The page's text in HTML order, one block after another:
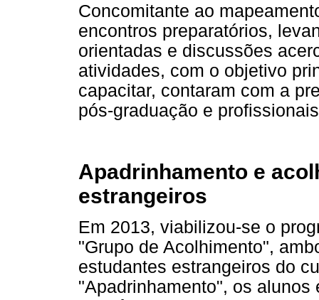
Concomitante ao
encontros preparatórios,
orientadas e discussões
atividades, com o objetivo
capacitar, contaram com a
pós-graduação e
Apadrinhamento e
estrangeiros
Em 2013, viabilizou-se o
"Grupo de Acolhimento",
estudantes estrangeiros do
"Apadrinhamento", os